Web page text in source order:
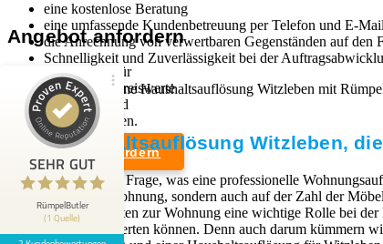
eine kostenlose Beratung
eine umfassende Kundenbetreuung per Telefon und E-Mail
die Anrechnung von verwertbaren Gegenständen auf den
Schnelligkeit und Zuverlässigkeit bei der
Wenn Sie sich für eine Haushaltsauflösung Witzleben mit
kann.
Eine Haushaltsauflösung Witzleben,
Die Antwort auf die Frage, was eine professionelle
dem Zustand der Wohnung, sondern auch auf der Zahl der
Zugangsmöglichkeiten zur Wohnung eine wichtige Rolle bei
Weiterverkauf verwerten können. Denn auch darum kümmern
Angebot anfordern
Wir sind Experten für
professionelle und preiswerte
Entrümpelungen und
Haushaltsauflösungen.
Angebot anfordern
Rechtliches
Impressum
SEHR GUT
RümpelButler
(1 Quelle)
Kundenbewertungen und Erfahrungen zu
RümpelButler
SEHR GUT
5,00 / 5,00
Bewertungen von 1
anderen Quelle